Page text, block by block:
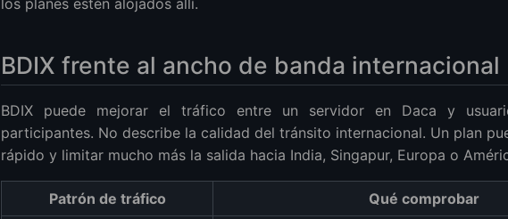
los planes estén alojados allí.
BDIX frente al ancho de banda internacional
BDIX puede mejorar el tráfico entre un servidor en Daca y
participantes. No describe la calidad del tránsito internacional. Un plan
rápido y limitar mucho más la salida hacia India, Singapur, Europa o
Patrón de tráfico
Qué comprobar